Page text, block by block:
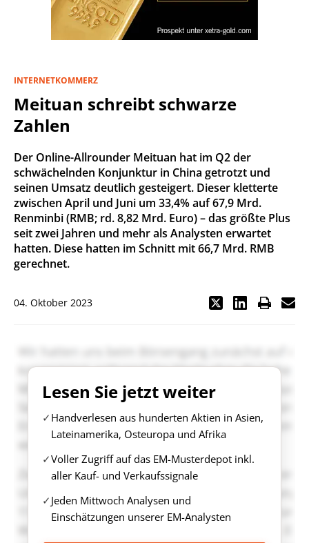
INTERNETKOMMERZ
Meituan schreibt schwarze
Zahlen
Der Online-Allrounder Meituan hat im Q2 der
schwächelnden Konjunktur in China getrotzt und
seinen Umsatz deutlich gesteigert. Dieser kletterte
zwischen April und Juni um 33,4% auf 67,9 Mrd.
Renminbi (RMB; rd. 8,82 Mrd. Euro) – das größte Plus
seit zwei Jahren und mehr als Analysten erwartet
hatten. Diese hatten im Schnitt mit 66,7 Mrd. RMB
gerechnet.
04. Oktober 2023
Lesen Sie jetzt weiter
Handverlesen aus hunderten Aktien in Asien,
Lateinamerika, Osteuropa und Afrika
Voller Zugriff auf das EM-Musterdepot inkl.
aller Kauf- und Verkaufssignale
Jeden Mittwoch Analysen und
Einschätzungen unserer EM-Analysten